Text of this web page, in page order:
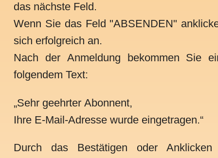
das nächste Feld.
Wenn Sie das Feld "ABSENDEN"
sich erfolgreich an.
Nach der Anmeldung bekommen Sie
folgendem Text:
„Sehr geehrter Abonnent,
Ihre E-Mail-Adresse wurde eingetragen.“
Durch das Bestätigen oder